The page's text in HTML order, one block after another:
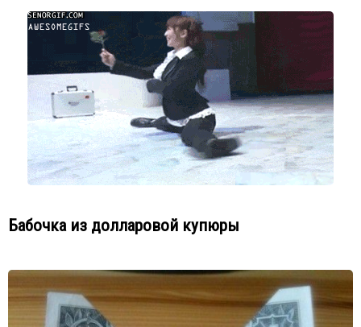
Бабочка из долларовой купюры